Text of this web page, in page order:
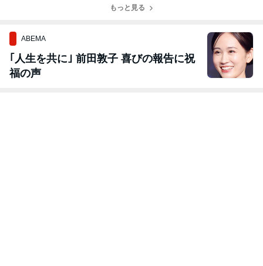
も常設営業 12:0
もっと見る
ABEMA
｢人生を共に｣ 前田敦子 喜びの報告に祝
福の声